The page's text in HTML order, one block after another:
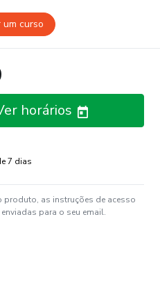
um curso
horários
7 dias
produto, as instruções de acesso
para o seu email.